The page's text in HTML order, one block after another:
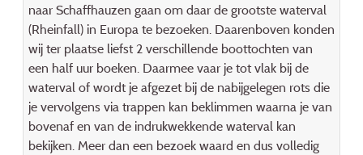
naar Schaffhauzen gaan om daar de grootste waterval
(Rheinfall) in Europa te bezoeken. Daarenboven konden
wij ter plaatse liefst 2 verschillende boottochten van
een half uur boeken. Daarmee vaar je tot vlak bij de
waterval of wordt je afgezet bij de nabijgelegen rots die
je vervolgens via trappen kan beklimmen waarna je van
bovenaf en van de indrukwekkende waterval kan
bekijken. Meer dan een bezoek waard en dus volledig